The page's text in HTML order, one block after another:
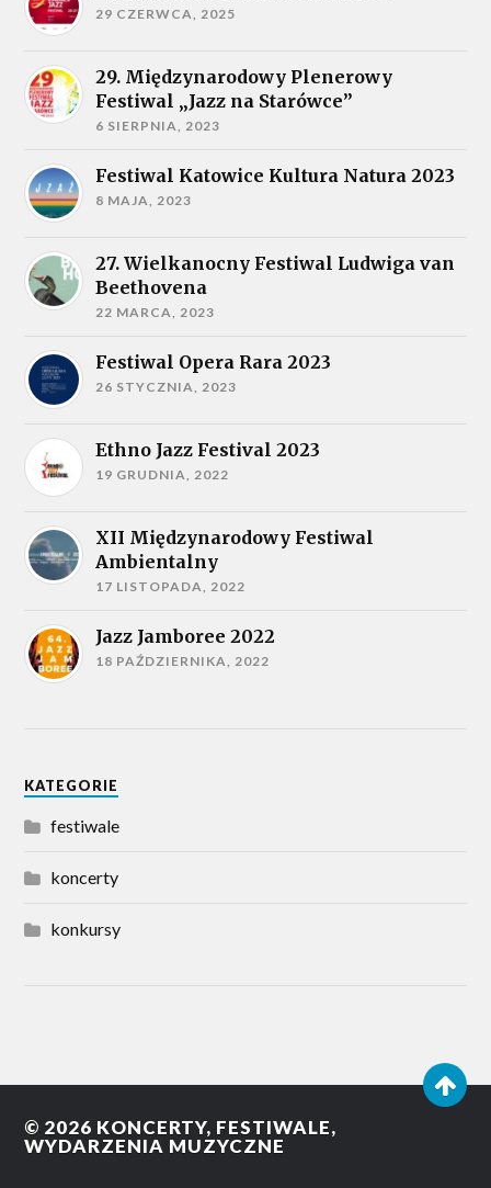
29 CZERWCA, 2025
29. Międzynarodowy Plenerowy
Festiwal „Jazz na Starówce”
6 SIERPNIA, 2023
Festiwal Katowice Kultura Natura 2023
8 MAJA, 2023
27. Wielkanocny Festiwal Ludwiga van
Beethovena
22 MARCA, 2023
Festiwal Opera Rara 2023
26 STYCZNIA, 2023
Ethno Jazz Festival 2023
19 GRUDNIA, 2022
XII Międzynarodowy Festiwal
Ambientalny
17 LISTOPADA, 2022
Jazz Jamboree 2022
18 PAŹDZIERNIKA, 2022
KATEGORIE
festiwale
koncerty
konkursy
© 2026 KONCERTY, FESTIWALE,
WYDARZENIA MUZYCZNE